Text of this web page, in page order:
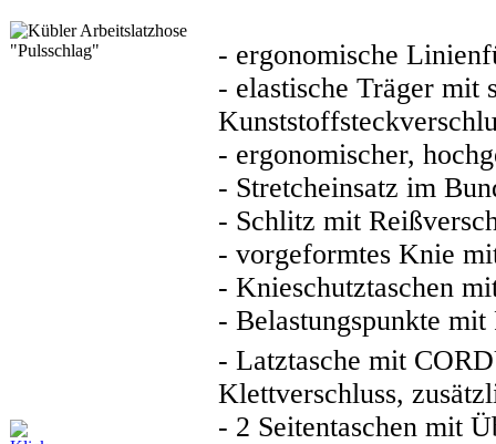
- ergonomische
- elastische Träger mit
- ergonomischer,
- Stretcheinsatz im
- Schlitz mit
- vorgeformtes Knie
- Knieschutztaschen
- Belastungspunkte
- Latztasche mit
Klettverschluss,
- 2 Seitentaschen mit